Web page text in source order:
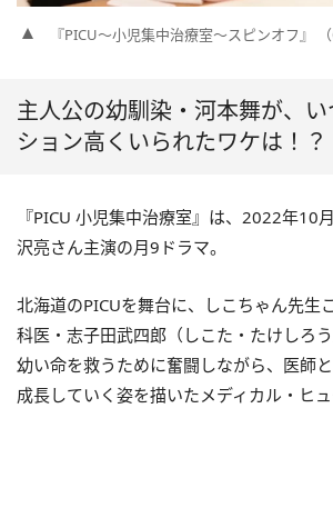
『PICU〜小児集中治療室〜スピンオフ』
主人公の幼馴染・河本舞が、
ション高くいられたワケは！？
『PICU 小児集中治療室』は、2022年10
沢亮さん主演の月9ドラマ。
北海道のPICUを舞台に、しこちゃん先生
科医・志子田武四郎（しこた・たけしろ
幼い命を救うために奮闘しながら、医師
成長していく姿を描いたメディカル・ヒュ